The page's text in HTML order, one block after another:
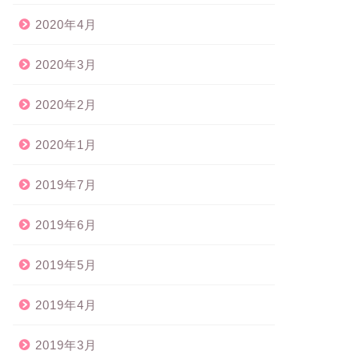
2020年4月
2020年3月
2020年2月
2020年1月
2019年7月
2019年6月
2019年5月
2019年4月
2019年3月